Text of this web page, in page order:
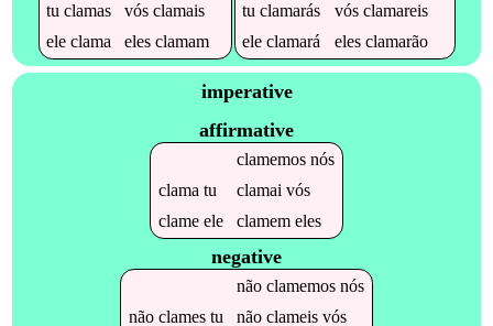
tuclamas vósclamais
eleclama elesclamam
tuclamarás vósclamareis
eleclamará elesclamarão
imperative
affirmative
clamemosnós
clama tu clamai vós
clameele clamemeles
negative
não clamemosnós
não clamestu não clameisvós